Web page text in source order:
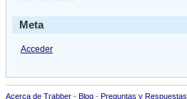
Meta
Acceder
Acerca de Trabber - Blog - Preguntas y Respuestas